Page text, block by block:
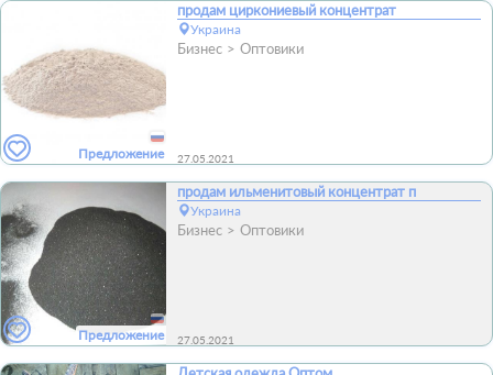
Предложение
продам циркониевый концентрат
Украина
Бизнес Оптовики
27.05.2021
Предложение
продам ильменитовый концентрат п
Украина
Бизнес Оптовики
27.05.2021